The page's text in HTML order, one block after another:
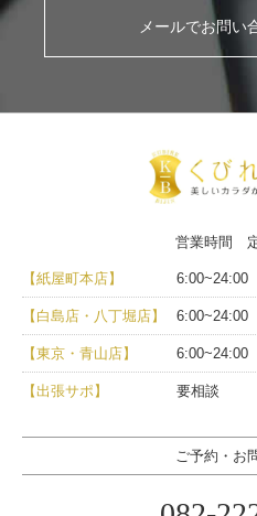
メールでお問い
営業時間
【紙屋町本店】 6:00~24:00
【白島店・八丁堀店】 6:00~24:00
【東京・青山店】 6:00~24:00
【出張サポ】 要相談
ご予約・お